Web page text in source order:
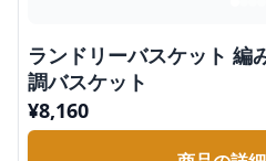
ランドリーバスケット 編
調バスケット
¥8,160